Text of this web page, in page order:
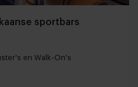
sportbars
en Walk-On's